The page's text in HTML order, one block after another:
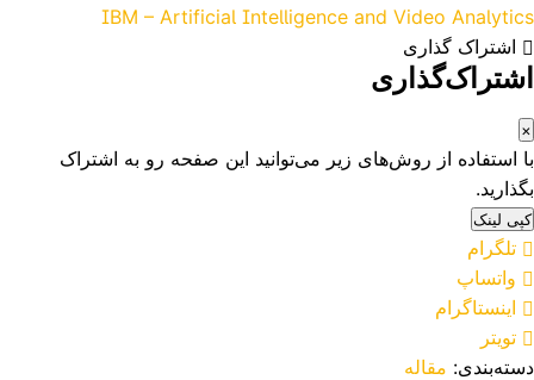
IBM – Artificial Intelligence and Video Analytics
اشتراک گذاری
اشتراک‌گذاری
×
با استفاده از روش‌های زیر می‌توانید این صفحه رو به اشتراک
بگذارید.
کپی لینک
تلگرام
واتساپ
اینستاگرام
تویتر
دسته‌بندی: مقاله